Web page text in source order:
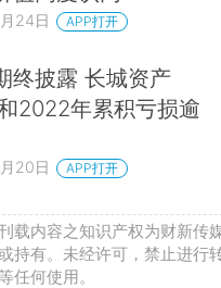
24日 APP打开
终披露 长城资产
2022年累积亏损逾
20日 APP打开
载内容之知识产权为财新传
持有。未经许可，禁止进行
任何使用。